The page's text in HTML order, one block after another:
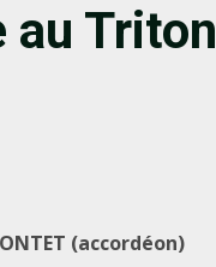
au Triton
(accordéon)